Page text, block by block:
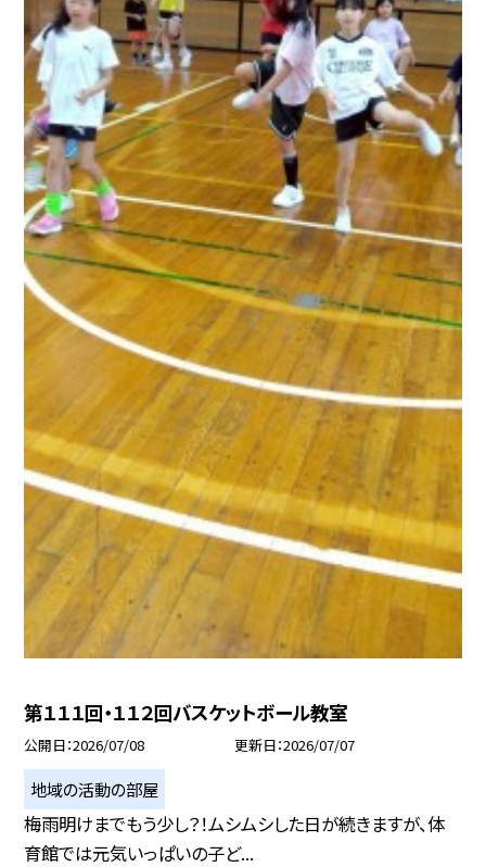
第１１１回・１１２回バスケットボール教室
公開日 2026/07/08 更新日 2026/07/07
地域の活動の部屋
梅雨明けまでもう少し？！ムシムシした日が続きますが、体
育館では元気いっぱいの子ど...